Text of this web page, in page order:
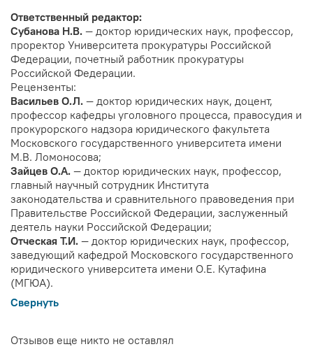
Ответственный редактор:
Субанова Н.В. — доктор юридических наук, профессор,
проректор Университета прокуратуры Российской
Федерации, почетный работник прокуратуры
Российской Федерации.
Рецензенты:
Васильев О.Л. — доктор юридических наук, доцент,
профессор кафедры уголовного процесса, правосудия и
прокурорского надзора юридического факультета
Московского государственного университета имени
М.В. Ломоносова;
Зайцев О.А. — доктор юридических наук, профессор,
главный научный сотрудник Института
законодательства и сравнительного правоведения при
Правительстве Российской Федерации, заслуженный
деятель науки Российской Федерации;
Отческая Т.И. — доктор юридических наук, профессор,
заведующий кафедрой Московского государственного
юридического университета имени О.Е. Кутафина
(МГЮА).
Свернуть
Отзывов еще никто не оставлял